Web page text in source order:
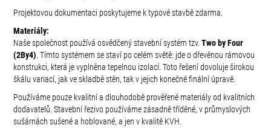
Projektovou dokumentaci poskytujeme k typové stavbě zdarma.
Materiály:
Naše společnost používá osvědčený stavební systém tzv.Two by Four
(2By4) . Tímto systémem se staví po celém světě: jde o dřevěnou rámovou
konstrukci, která je vyplněna tepelnou izolací. Toto řešení dovoluje širokou
škálu variací, jak ve skladbě stěn, tak v jejich konečné finální úpravě.
Používáme pouze kvalitní a dlouhodobě prověřené materiály od kvalitních
dodavatelů. Stavební řezivo používáme zásadně tříděné, v průmyslových
sušárnách sušené a hoblované, a jen v kvalitě KVH.